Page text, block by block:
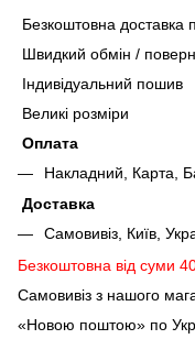
Безкоштовна доставка
Швидкий обмін /
Індивідуальний пошив
Великі розміри
Оплата
Накладний, Карта,
Доставка
Самовивіз, Київ,
Безкоштовна від суми
Самовивіз з нашого
«Новою поштою» по